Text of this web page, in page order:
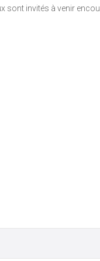
sont invités à venir